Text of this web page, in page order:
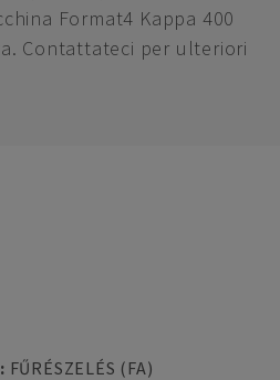
Format4 Kappa 400
Contattateci per ulteriori
: FŰRÉSZELÉS (FA)